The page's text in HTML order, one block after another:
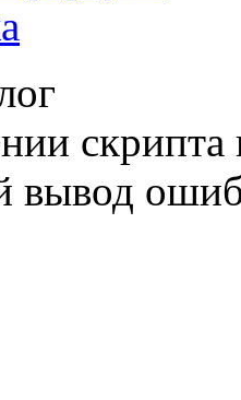
вывод